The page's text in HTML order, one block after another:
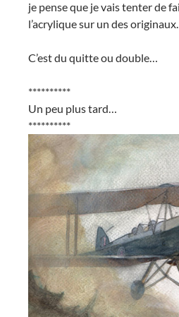
je pense que je vais tenter de
l’acrylique sur un des originaux.
C’est du quitte ou double…
**********
Un peu plus tard…
**********